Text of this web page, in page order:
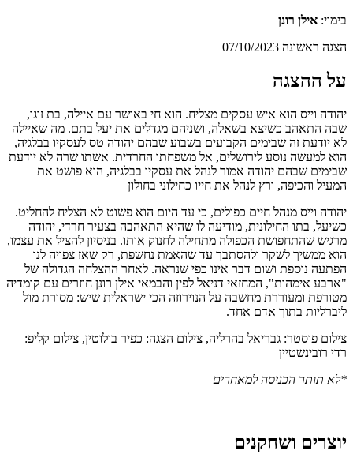
בימוי: אילן רונן
הצגה ראשונה 07/10/2023
על ההצגה
יהודה וייס הוא איש עסקים מצליח. הוא חי באושר עם איילה, בת זוגו,
שבה התאהב כשיצא בשאלה, ושניהם מגדלים את יעל בתם. מה שאיילה
לא יודעת זה שבימים הקבועים בשבוע שבהם יהודה טס לעסקיו בבלגיה,
הוא למעשה נוסע לירושלים, אל משפחתו החרדית. אשתו שרה לא יודעת
שבימים שבהם יהודה אמור לנהל את עסקיו בבלגיה, הוא פושט את
המעיל והכיפה, ורץ לנהל את חייו כחילוני בחולון
יהודה וייס מנהל חיים כפולים, כי עד היום הוא פשוט לא הצליח להחליט.
כשיעל, בתו החילונית, מודיעה לו שהיא התאהבה בצעיר חרדי, יהודה
מרגיש שהתחפושת הכפולה מתחילה לחנוק אותו. בניסיון להציל את עצמו,
הוא ממשיך לשקר ולהסתבך עד שהאמת נחשפת, רק שאז צפויה לנו
הפתעה נוספת ושום דבר אינו כפי שנראה. לאחר ההצלחה הגדולה של
"ארבע אימהות", המחזאי דניאל לפין והבמאי אילן רונן חוזרים עם קומדיה
מטורפת ומעוררת מחשבה על הנוירוזה הכי ישראלית שיש: מסורת מול
ליברליות בתוך אדם אחד.
צילום פוסטר: גבריאל בהרליה, צילום הצגה: כפיר בולוטין, צילום קליפ:
רדי רובינשטיין
*לא תותר הכניסה למאחרים
יוצרים ושחקנים